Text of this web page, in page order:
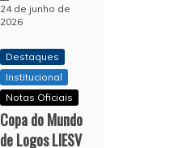
24 de junho de
2026
Destaques
Institucional
Notas Oficiais
Copa do Mundo
de Logos LIESV